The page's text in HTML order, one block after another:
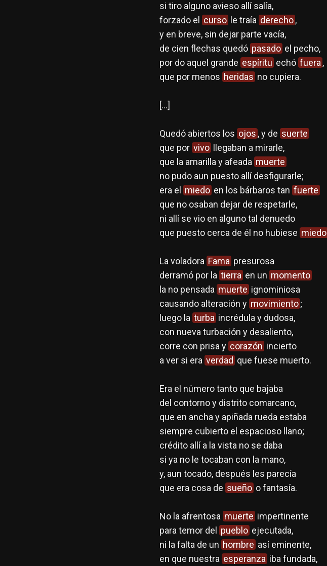
si tiro alguno avieso allí salía,
forzado el
curso le traía derecho,
y en breve, sin dejar parte vacía,
de cien flechas quedó pasado el pecho,
por do aquel grande espíritu echó fuera,
que por menos heridas no cupiera.
[…]
Quedó abiertos los ojos , y de suerte
que por vivo
llegaban a mirarle,
que la amarilla y afeada muerte
no pudo aun puesto allí desfigurarle;
era el
miedo en los bárbaros tan fuerte
que no osaban dejar de respetarle,
ni allí se vio en alguno tal denuedo
que puesto cerca de él no hubiese miedo
La voladora Fama presurosa
derramó por la tierra en un momento
la no pensada muerte ignominiosa
causando alteración y movimiento;
luego la turba incrédula y dudosa,
con nueva turbación y desaliento,
corre con prisa y corazón incierto
a ver si era verdad que fuese muerto.
Era el número tanto que bajaba
del contorno y distrito comarcano,
que en ancha y apiñada rueda estaba
siempre cubierto el espacioso llano;
crédito allí a la vista no se daba
si ya no le tocaban con la mano,
y, aun tocado, después les parecía
que era cosa de sueño o fantasía.
No la afrentosa muerte impertinente
para temor del
pueblo ejecutada,
ni la falta de un hombre así eminente,
en que nuestra esperanza iba fundada,